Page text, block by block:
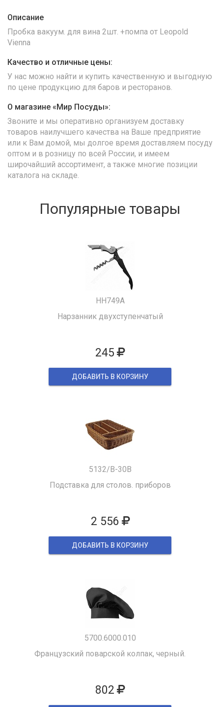
Описание
Пробка вакуум. для вина 2шт. +помпа от Leopold
Vienna
Качество и отличные цены:
У нас можно найти и купить качественную и выгодную
по цене продукцию для баров и ресторанов.
О магазине «Мир Посуды»:
Звоните и мы оперативно организуем доставку
товаров наилучшего качества на Ваше предприятие
или к Вам домой, мы долгое время доставляем посуду
оптом и в розницу по всей России, и имеем
широчайший ассортимент, а также многие позиции
каталога на складе.
Популярные товары
HH749A
Нарзанник двухступенчатый
245
ДОБАВИТЬ В КОРЗИНУ
5132/B-30B
Подставка для столов. приборов
2 556
ДОБАВИТЬ В КОРЗИНУ
5700.6000.010
Французский поварской колпак, черный.
802